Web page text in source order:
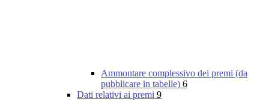
Ammontare complessivo dei premi (da
pubblicare in tabelle) 6
Dati relativi ai premi 9